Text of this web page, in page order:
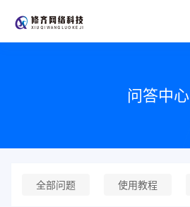
问答中心
全部问题 使用教程